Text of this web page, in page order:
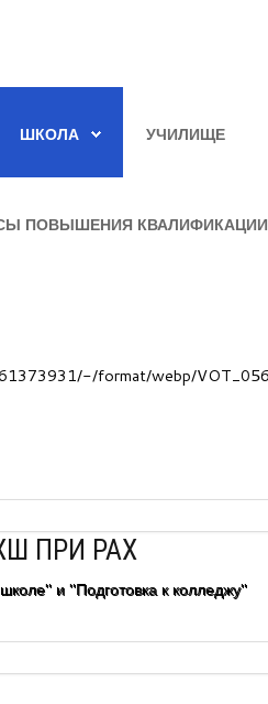
ШКОЛА УЧИЛИЩЕ
ПОВЫШЕНИЯ КВАЛИФИКАЦИИ
ПРИ РАХ
и "Подготовка к колледжу"